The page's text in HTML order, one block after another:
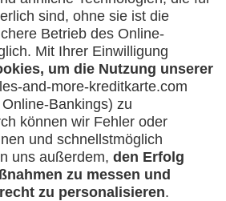
(inkl. GbR),